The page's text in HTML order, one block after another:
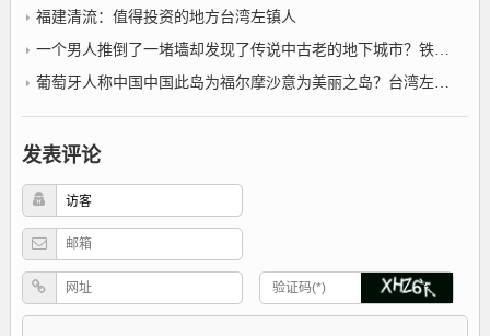
福建清流：值得投资的地方台湾左镇人
一个男人推倒了一堵墙却发现了传说中古老的地下城市？铁器时代小说
葡萄牙人称中国中国此岛为福尔摩沙意为美丽之岛？台湾左镇人
发表评论